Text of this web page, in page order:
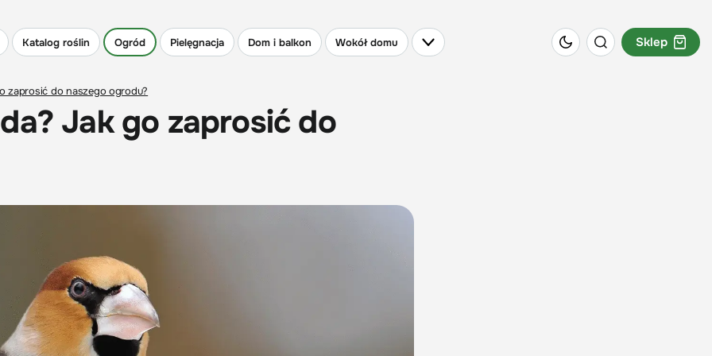
Katalog roślin Ogród Pielęgnacja Dom i balkon Wokół domu Sklep
zaprosić do naszego ogrodu?
Jak go zaprosić do